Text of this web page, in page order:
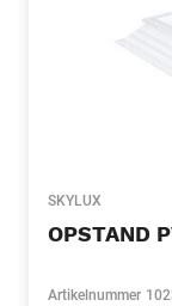
SKYLUX
OPSTAND
Artikelnummer